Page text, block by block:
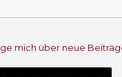
mich über neue